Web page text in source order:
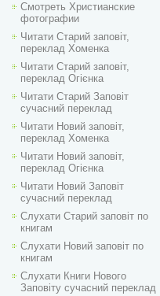
Смотреть Христианские
фотографии
Читати Старий заповіт,
переклад Хоменка
Читати Старий заповіт,
переклад Огієнка
Читати Старий Заповіт
сучасний переклад
Читати Новий заповіт,
переклад Хоменка
Читати Новий заповіт,
переклад Огієнка
Читати Новий Заповіт
сучасний переклад
Слухати Старий заповіт по
книгам
Слухати Новий заповіт по
книгам
Слухати Книги Нового
Заповіту сучасний переклад